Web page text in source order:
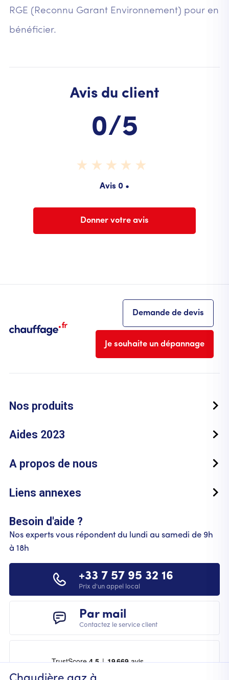
RGE (Reconnu Garant Environnement) pour en
bénéficier.
Avis du client
0/5
Avis 0 •
Donner votre avis
Demande de devis
Je souhaite un dépannage
Nos produits
Aides 2023
A propos de nous
Liens annexes
Besoin d'aide ?
Nos experts vous répondent du lundi au samedi de 9h
à 18h
+33 7 57 95 32 16
Prix d'un appel local
Par mail
Contactez le service client